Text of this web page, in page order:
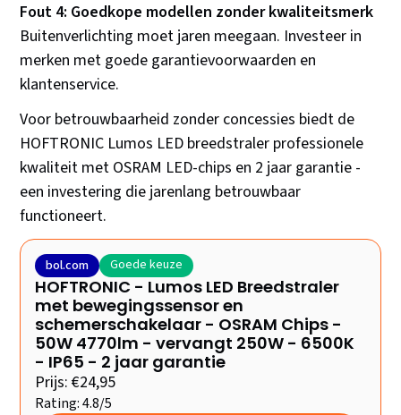
Fout 4: Goedkope modellen zonder kwaliteitsmerk
Buitenverlichting moet jaren meegaan. Investeer in
merken met goede garantievoorwaarden en
klantenservice.
Voor betrouwbaarheid zonder concessies biedt de
HOFTRONIC Lumos LED breedstraler professionele
kwaliteit met OSRAM LED-chips en 2 jaar garantie -
een investering die jarenlang betrouwbaar
functioneert.
bol.com Goede keuze
HOFTRONIC - Lumos LED Breedstraler
met bewegingssensor en
schemerschakelaar - OSRAM Chips -
50W 4770lm - vervangt 250W - 6500K
- IP65 - 2 jaar garantie
Prijs: €24,95
Rating: 4.8/5